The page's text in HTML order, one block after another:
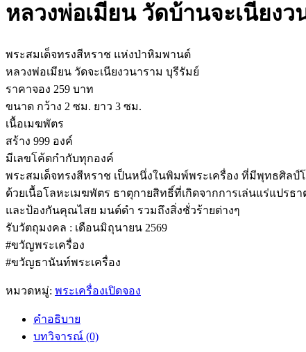
หลวงพ่อเมียน วัดบ้านจะเนียง
พระสมเด็จทรงสีหราช แห่งป่าหิมพานต์
หลวงพ่อเมียน วัดจะเนียงวนาราม บุรีรัมย์
ราคาจอง 259 บาท
ขนาด กว้าง 2 ซม. ยาว 3 ซม.
เนื้อเมฆพัตร
สร้าง 999 องค์
มีเลขโค้ดกำกับทุกองค์
พระสมเด็จทรงสีหราช เป็นหนึ่งในพิมพ์พระเครื่อง ที่มีพุทธศิล
ด้วยเนื้อโลหะเมฆพัตร ธาตุกายสิทธิ์ที่เกิดจากการเล่นแร่แปร
และป้องกันคุณไสย มนต์ดำ รวมถึงสิ่งชั่วร้ายต่างๆ
รับวัตถุมงคล : เดือนมิถุนายน 2569
#ขวัญพระเครื่อง
#ขวัญธานันท์พระเครื่อง
หมวดหมู่: พระเครื่องเปิดจอง
คำอธิบาย
บทวิจารณ์ (0)